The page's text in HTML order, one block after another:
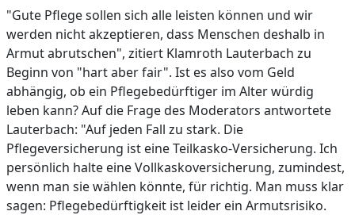
"Gute Pflege sollen sich alle leisten können und wir
werden nicht akzeptieren, dass Menschen deshalb in
Armut abrutschen", zitiert Klamroth Lauterbach zu
Beginn von "hart aber fair". Ist es also vom Geld
abhängig, ob ein Pflegebedürftiger im Alter würdig
leben kann? Auf die Frage des Moderators antwortete
Lauterbach: "Auf jeden Fall zu stark. Die
Pflegeversicherung ist eine Teilkasko-Versicherung. Ich
persönlich halte eine Vollkaskoversicherung, zumindest,
wenn man sie wählen könnte, für richtig. Man muss klar
sagen: Pflegebedürftigkeit ist leider ein Armutsrisiko.